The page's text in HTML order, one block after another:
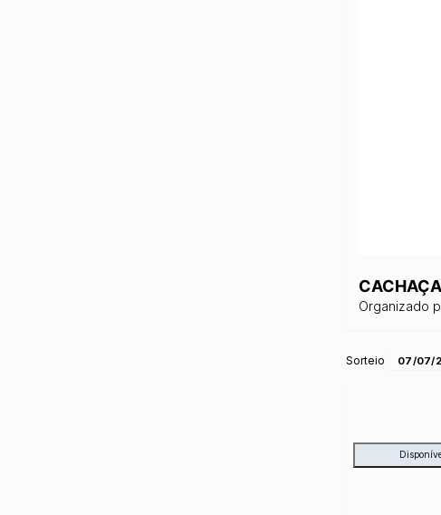
Organizado
Sorteio 07/07/